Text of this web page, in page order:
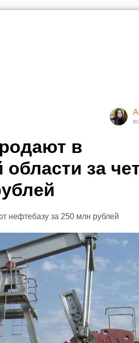
в
за
нефтебазу за 250 млн рублей